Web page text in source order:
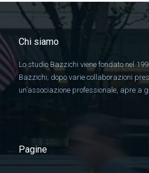
Chi siamo
Lo studio Bazzichi viene fondato nel
Bazzichi; dopo varie collaborazioni
un’associazione professionale, apre a
Pagine